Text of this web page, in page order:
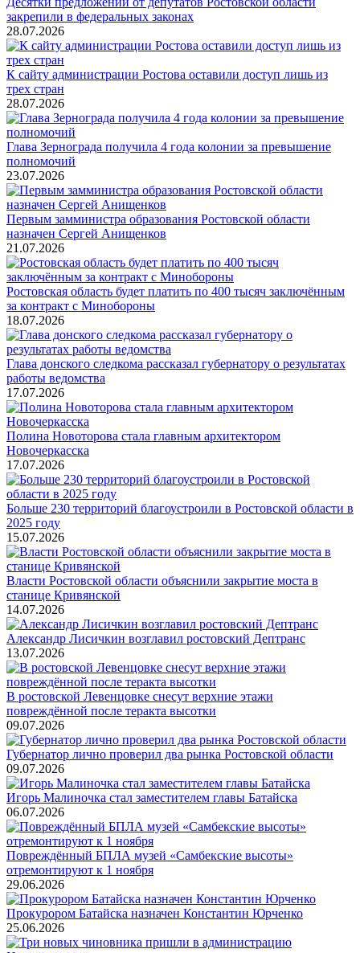
закрепили в федеральных законах
28.07.2026
К сайту администрации Ростова оставили доступ лишь из
трех стран
28.07.2026
Глава Зернограда получила 4 года колонии за превышение
полномочий
23.07.2026
Первым замминистра образования Ростовской области
назначен Сергей Анищенков
21.07.2026
Ростовская область будет платить по 400 тысяч заключённым
за контракт с Минобороны
18.07.2026
Глава донского следкома рассказал губернатору о результатах
работы ведомства
17.07.2026
Полина Новоторова стала главным архитектором
Новочеркасска
17.07.2026
Больше 230 территорий благоустроили в Ростовской области в
2025 году
15.07.2026
Власти Ростовской области объяснили закрытие моста в
станице Кривянской
14.07.2026
Александр Лисичкин возглавил ростовский Дептранс
13.07.2026
В ростовской Левенцовке снесут верхние этажи
повреждённой после теракта высотки
09.07.2026
Губернатор лично проверил два рынка Ростовской области
09.07.2026
Игорь Малиночка стал заместителем главы Батайска
06.07.2026
Повреждённый БПЛА музей «Самбекские высоты»
отремонтируют к 1 ноября
29.06.2026
Прокурором Батайска назначен Константин Юрченко
25.06.2026